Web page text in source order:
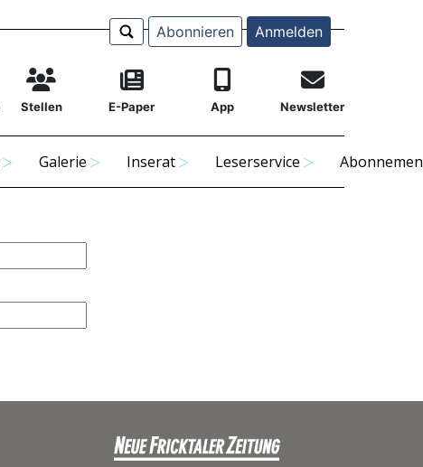
Abonnieren Anmelden
Stellen E-Paper App Newsletter
Galerie Inserat Leserservice